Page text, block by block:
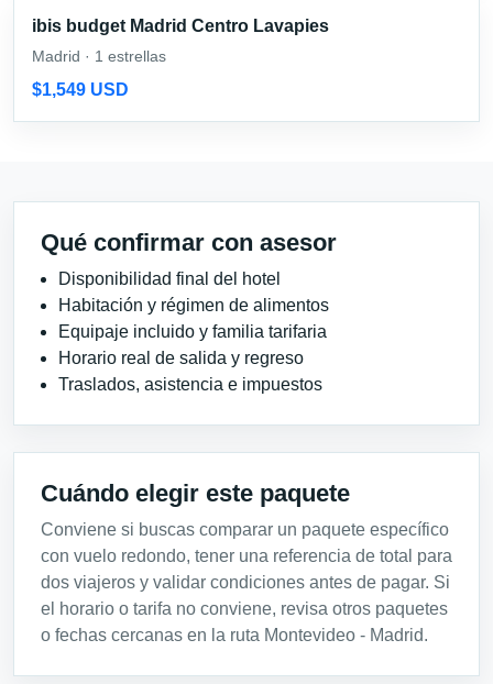
ibis budget Madrid Centro Lavapies
Madrid · 1 estrellas
$1,549 USD
Qué confirmar con asesor
Disponibilidad final del hotel
Habitación y régimen de alimentos
Equipaje incluido y familia tarifaria
Horario real de salida y regreso
Traslados, asistencia e impuestos
Cuándo elegir este paquete
Conviene si buscas comparar un paquete específico
con vuelo redondo, tener una referencia de total para
dos viajeros y validar condiciones antes de pagar. Si
el horario o tarifa no conviene, revisa otros paquetes
o fechas cercanas en la ruta Montevideo - Madrid.